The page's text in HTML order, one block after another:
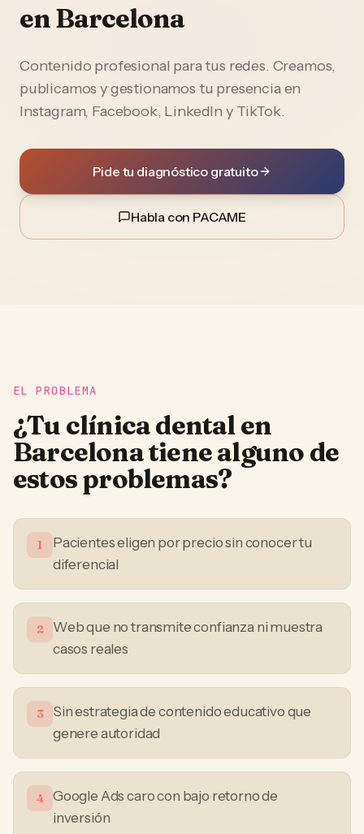
enBarcelona
Contenido profesional para tus redes. Creamos,
publicamos y gestionamos tu presencia en
Instagram, Facebook, LinkedIn y TikTok.
Pide tu diagnóstico gratuito
Habla con PACAME
EL PROBLEMA
¿Tu clínica dentalen
Barcelonatiene alguno de
estos problemas?
1
Pacientes eligen por precio sin conocer tu
diferencial
2
Web que no transmite confianza ni muestra
casos reales
3
Sin estrategia de contenido educativo que
genere autoridad
4
Google Ads caro con bajo retorno de
inversión